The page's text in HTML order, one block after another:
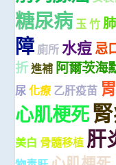
糖尿病 玉 竹
障 廁所 水痘忌
折進補 阿爾茨海
尿 化療 乙肝疫苗
心肌梗死
美白 骨髓移植 肝